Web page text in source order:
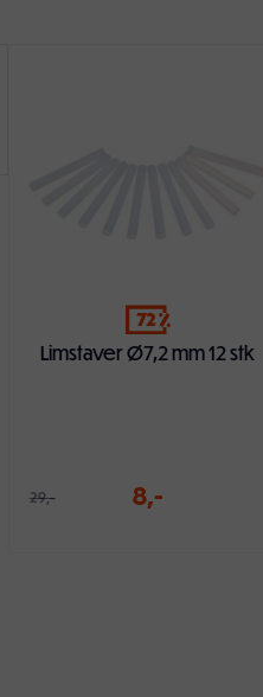
72
Limstaver Ø7,2 mm 12 stk
29,- 8,-